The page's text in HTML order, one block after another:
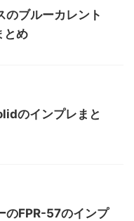
のブルーカレント
とめ
のインプレまと
のFPR-57のインプ